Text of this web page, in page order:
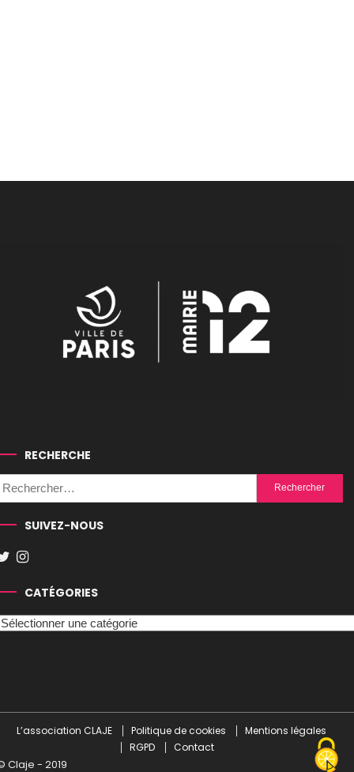
RECHERCHE
Rechercher :
SUIVEZ-NOUS
CATÉGORIES
L’association CLAJE Politique de cookies
Mentions légales
RGPD
Contact
Claje - 2019